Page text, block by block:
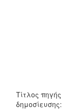
Τίτλος πηγής
δημοσίευσης: